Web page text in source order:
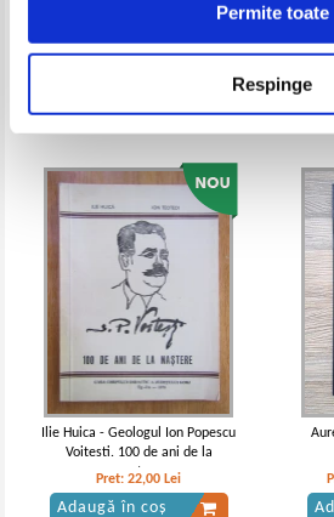
Permite toate
Respinge
Travels in small-town America
Ilie Huica - Geologul Ion Popescu
Voitesti. 100 de ani de la
nastere
Pret:22,00 Lei
Adaugă în coș